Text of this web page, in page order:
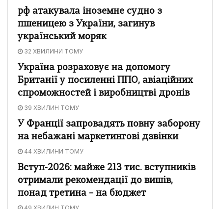
рф атакувала іноземне судно з
пшеницею з України, загинув
український моряк
32 ХВИЛИНИ ТОМУ
Україна розраховує на допомогу
Британії у посиленні ППО, авіаційних
спроможностей і виробництві дронів
39 ХВИЛИН ТОМУ
У Франції запровадять повну заборону
на небажані маркетингові дзвінки
44 ХВИЛИНИ ТОМУ
Вступ-2026: майже 213 тис. вступників
отримали рекомендації до вишів,
понад третина – на бюджет